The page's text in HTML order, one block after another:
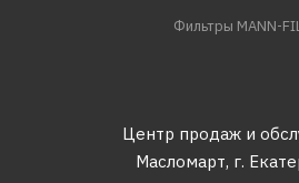
Фильтры MANN-
Центр продаж и
Масломарт, г.